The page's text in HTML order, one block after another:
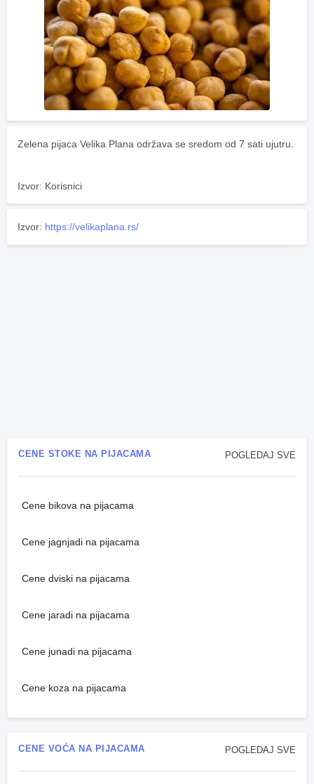
Zelena pijaca Velika Plana održava se sredom od 7 sati ujutru.
Izvor: Korisnici
Izvor: https://velikaplana.rs/
POGLEDAJ SVE
CENE STOKE NA PIJACAMA
Cene bikova na pijacama
Cene jagnjadi na pijacama
Cene dviski na pijacama
Cene jaradi na pijacama
Cene junadi na pijacama
Cene koza na pijacama
POGLEDAJ SVE
CENE VOĆA NA PIJACAMA